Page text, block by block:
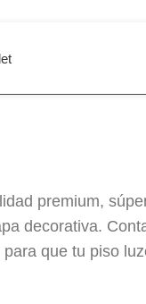
premium,
decorativa.
para que tu piso